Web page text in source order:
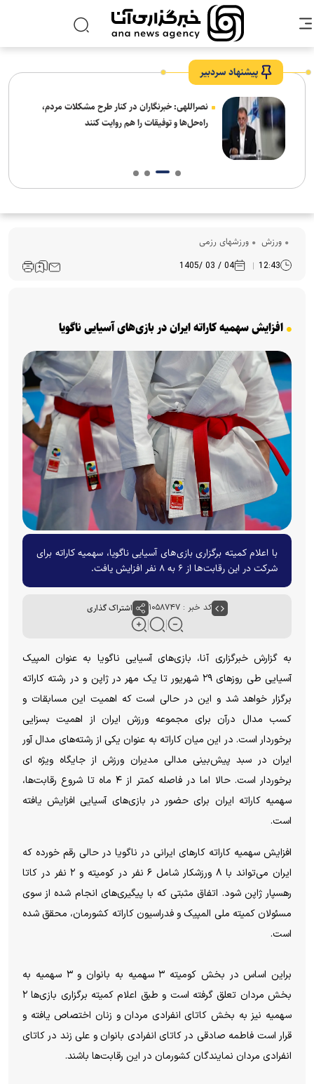
پیشنهاد سردبیر
نصراللهی: خبرنگاران در کنار طرح مشکلات مردم،
راه‌حل‌ها و توفیقات را هم روایت کنند
ورزش ورزشهای رزمی
12:43
04 / 03 /1405
افزایش سهمیه کاراته ایران در بازی‌های آسیایی ناگویا
با اعلام کمیته برگزاری بازی‌های آسیایی ناگویا، سهمیه کاراته برای
شرکت در این رقابت‌ها از ۶ به ۸ نفر افزایش یافت.
کد خبر : ۱۰۵۸۷۴۷ اشتراک گذاری
به گزارش خبرگزاری آنا، بازی‌های آسیایی ناگویا به عنوان المپیک
آسیایی طی روزهای ۲۹ شهریور تا یک مهر در ژاپن و در رشته کاراته
برگزار خواهد شد و این در حالی است که اهمیت این مسابقات و
کسب مدال درآن برای مجموعه ورزش ایران از اهمیت بسزایی
برخوردار است. در این میان کاراته به عنوان یکی از رشته‌های مدال آور
ایران در سبد پیش‌بینی مدالی مدیران ورزش از جایگاه ویژه ای
برخوردار است. حالا اما در فاصله کمتر از ۴ ماه تا شروع رقابت‌ها،
سهمیه کاراته ایران برای حضور در بازی‌های آسیایی افزایش یافته
است.
افزایش سهمیه کاراته کارهای ایرانی در ناگویا در حالی رقم خورده که
ایران می‌تواند با ۸ ورزشکار شامل ۶ نفر در کومیته و ۲ نفر در کاتا
رهسپار ژاپن شود. اتفاق مثبتی که با پیگیری‌های انجام شده از سوی
مسئولان کمیته ملی المپیک و فدراسیون کاراته کشورمان، محقق شده
است.
براین اساس در بخش کومیته ۳ سهمیه به بانوان و ۳ سهمیه به
بخش مردان تعلق گرفته است و طبق اعلام کمیته برگزاری بازی‌ها ۲
سهمیه نیز به بخش کاتای انفرادی مردان و زنان اختصاص یافته و
قرار است فاطمه صادقی در کاتای انفرادی بانوان و علی زند در کاتای
انفرادی مردان نمایندگان کشورمان در این رقابت‌ها باشند.